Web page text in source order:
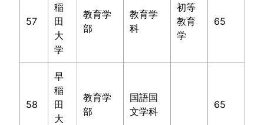
57
稲
田
大
学
教育学
部
教育学
科
初等
教育
学
65
58
早
稲
田
大
教育学
部
国語国
文学科
65